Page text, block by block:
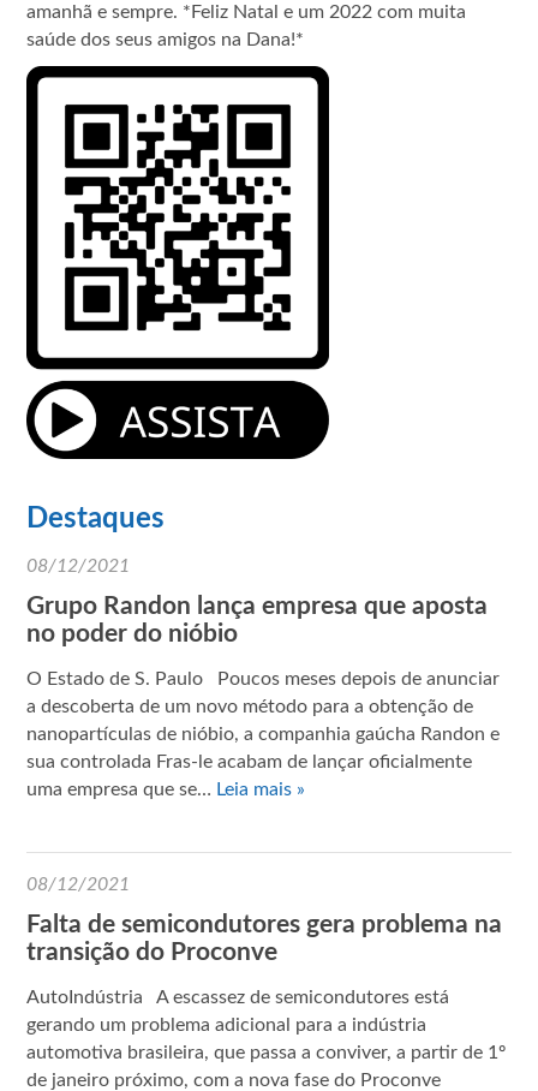
amanhã e sempre. *Feliz Natal e um 2022 com muita
saúde dos seus amigos na Dana!*
Destaques
08/12/2021
Grupo Randon lança empresa que aposta
no poder do nióbio
O Estado de S. Paulo Poucos meses depois de anunciar
a descoberta de um novo método para a obtenção de
nanopartículas de nióbio, a companhia gaúcha Randon e
sua controlada Fras-le acabam de lançar oficialmente
uma empresa que se… Leia mais »
08/12/2021
Falta de semicondutores gera problema na
transição do Proconve
AutoIndústria A escassez de semicondutores está
gerando um problema adicional para a indústria
automotiva brasileira, que passa a conviver, a partir de 1º
de janeiro próximo, com a nova fase do Proconve